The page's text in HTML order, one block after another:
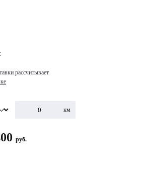
рассчитывает
км
руб.